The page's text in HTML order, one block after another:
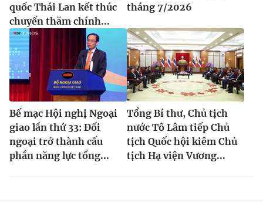
quốc Thái Lan kết thúc
chuyến thăm chính...
tháng 7/2026
Bế mạc Hội nghị Ngoại
giao lần thứ 33: Đối
ngoại trở thành cấu
phần năng lực tổng...
Tổng Bí thư, Chủ tịch
nước Tô Lâm tiếp Chủ
tịch Quốc hội kiêm Chủ
tịch Hạ viện Vương...